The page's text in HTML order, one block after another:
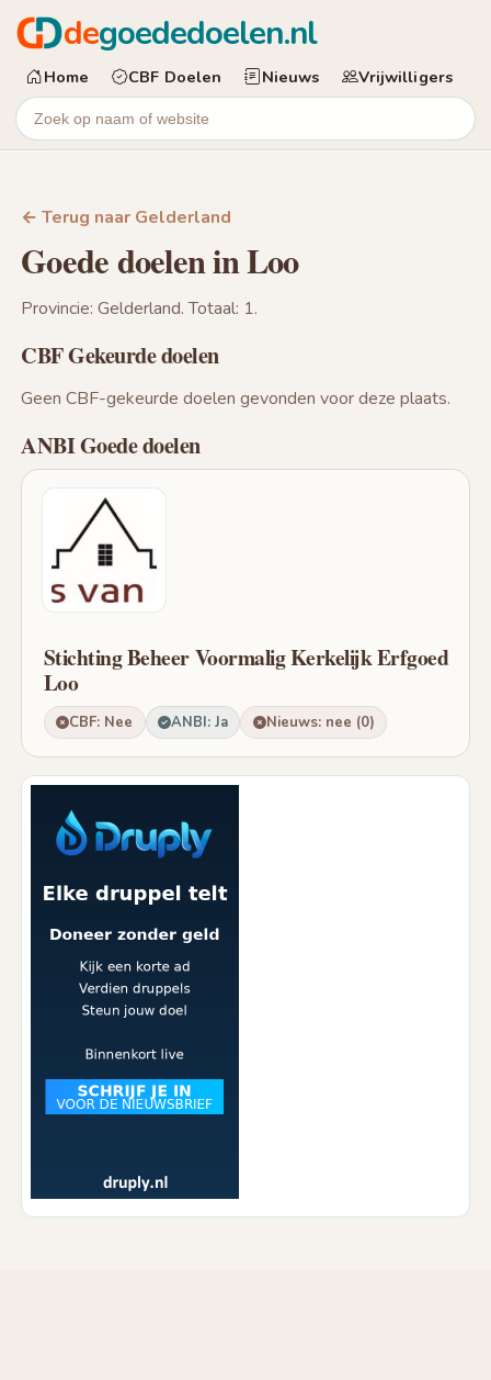
degoededoelen.nl
Home CBF Doelen Nieuws Vrijwilligers
← Terug naar Gelderland
Goede doelen in Loo
Provincie: Gelderland. Totaal: 1.
CBF Gekeurde doelen
Geen CBF-gekeurde doelen gevonden voor deze plaats.
ANBI Goede doelen
Stichting Beheer Voormalig Kerkelijk Erfgoed
Loo
CBF: Nee ANBI: Ja Nieuws: nee (0)